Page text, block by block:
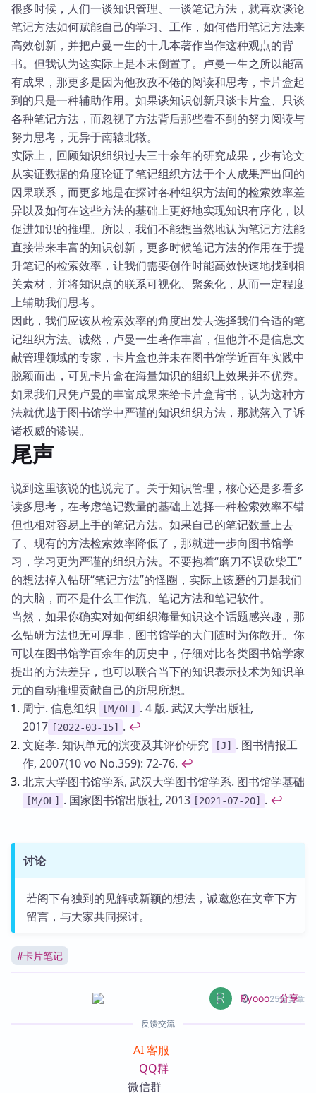
很多时候，人们一谈知识管理、一谈笔记方法，就喜欢谈论
笔记方法如何赋能自己的学习、工作，如何借用笔记方法来
高效创新，并把卢曼一生的十几本著作当作这种观点的背
书。但我认为这实际上是本末倒置了。卢曼一生之所以能富
有成果，那更多是因为他孜孜不倦的阅读和思考，卡片盒起
到的只是一种辅助作用。如果谈知识创新只谈卡片盒、只谈
各种笔记方法，而忽视了方法背后那些看不到的努力阅读与
努力思考，无异于南辕北辙。
实际上，回顾知识组织过去三十余年的研究成果，少有论文
从实证数据的角度论证了笔记组织方法于个人成果产出间的
因果联系，而更多地是在探讨各种组织方法间的检索效率差
异以及如何在这些方法的基础上更好地实现知识有序化，以
促进知识的推理。所以，我们不能想当然地认为笔记方法能
直接带来丰富的知识创新，更多时候笔记方法的作用在于提
升笔记的检索效率，让我们需要创作时能高效快速地找到相
关素材，并将知识点的联系可视化、聚象化，从而一定程度
上辅助我们思考。
因此，我们应该从检索效率的角度出发去选择我们合适的笔
记组织方法。诚然，卢曼一生著作丰富，但他并不是信息文
献管理领域的专家，卡片盒也并未在图书馆学近百年实践中
脱颖而出，可见卡片盒在海量知识的组织上效果并不优秀。
如果我们只凭卢曼的丰富成果来给卡片盒背书，认为这种方
法就优越于图书馆学中严谨的知识组织方法，那就落入了诉
诸权威的谬误。
尾声
说到这里该说的也说完了。关于知识管理，核心还是多看多
读多思考，在考虑笔记数量的基础上选择一种检索效率不错
但也相对容易上手的笔记方法。如果自己的笔记数量上去
了、现有的方法检索效率降低了，那就进一步向图书馆学
习，学习更为严谨的组织方法。不要抱着“磨刀不误砍柴工”
的想法掉入钻研“笔记方法”的怪圈，实际上该磨的刀是我们
的大脑，而不是什么工作流、笔记方法和笔记软件。
当然，如果你确实对如何组织海量知识这个话题感兴趣，那
么钻研方法也无可厚非，图书馆学的大门随时为你敞开。你
可以在图书馆学百余年的历史中，仔细对比各类图书馆学家
提出的方法差异，也可以联合当下的知识表示技术为知识单
元的自动推理贡献自己的所思所想。
Footnotes
周宁. 信息组织 [M/OL]
. 4 版. 武汉大学出版社,
2017 [2022-03-15] . ↩
文庭孝. 知识单元的演变及其评价研究
[J]
. 图书情报工
作, 2007(10 vo No.359): 72-76. ↩
北京大学图书馆学系, 武汉大学图书馆学系. 图书馆学基础
[M/OL] . 国家图书馆出版社, 2013 [2021-07-20] . ↩
讨论
若阁下有独到的见解或新颖的想法，诚邀您在文章下方
留言，与大家共同探讨。
#卡片笔记
Ryooo25篇文章
0 0 分享
反馈交流
AI 客服
QQ群
微信群